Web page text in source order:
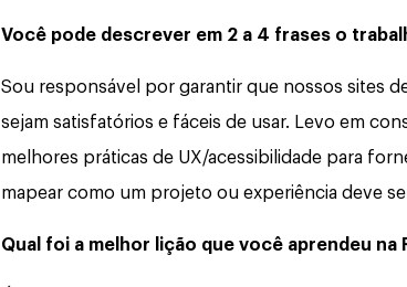
Você pode descrever em 2 a 4 frases o
Sou responsável por garantir que nossos sites
sejam satisfatórios e fáceis de usar. Levo em
melhores práticas de UX/acessibilidade para
mapear como um projeto ou experiência deve
Qual foi a melhor lição que você aprendeu na